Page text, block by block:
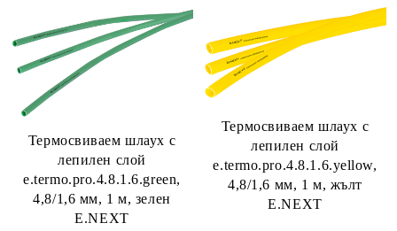
Термосвиваем шлаух с
лепилен слой
e.termo.pro.4.8.1.6.green,
4,8/1,6 мм, 1 м, зелен
E.NEXT
Термосвиваем шлаух с
лепилен слой
e.termo.pro.4.8.1.6.yellow,
4,8/1,6 мм, 1 м, жълт
E.NEXT